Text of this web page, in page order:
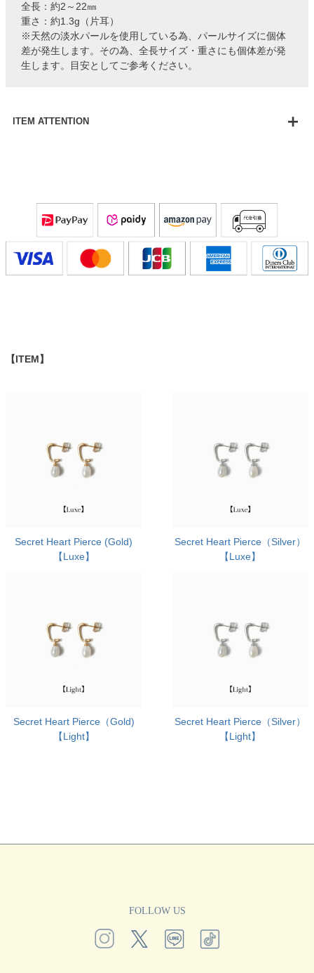
全長：約2～22㎜
重さ：約1.3g（片耳）
※天然の淡水パールを使用している為、パールサイズに個体
差が発生します。その為、全長サイズ・重さにも個体差が発
生します。目安としてご参考ください。
ITEM ATTENTION
【ITEM】
Secret Heart Pierce (Gold)
【Luxe】
Secret Heart Pierce（Silver）
【Luxe】
Secret Heart Pierce（Gold)
【Light】
Secret Heart Pierce（Silver）
【Light】
FOLLOW US